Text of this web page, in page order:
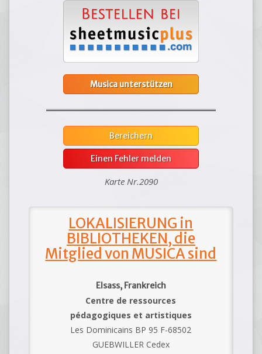
Musica unterstützen
Bereichern
Einen Fehler melden
Karte Nr.2090
LOKALISIERUNG in
BIBLIOTHEKEN, die
Mitglied von MUSICA sind
Elsass, Frankreich
Centre de ressources
pédagogiques et artistiques
Les Dominicains BP 95 F-68502
GUEBWILLER Cedex